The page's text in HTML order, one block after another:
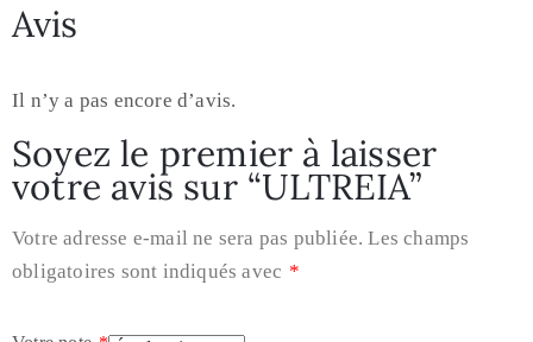
Avis
Il n’y a pas encore d’avis.
Soyez le premier à laisser
votre avis sur “ULTREIA”
Votre adresse e-mail ne sera pas publiée. Les champs
obligatoires sont indiqués avec *